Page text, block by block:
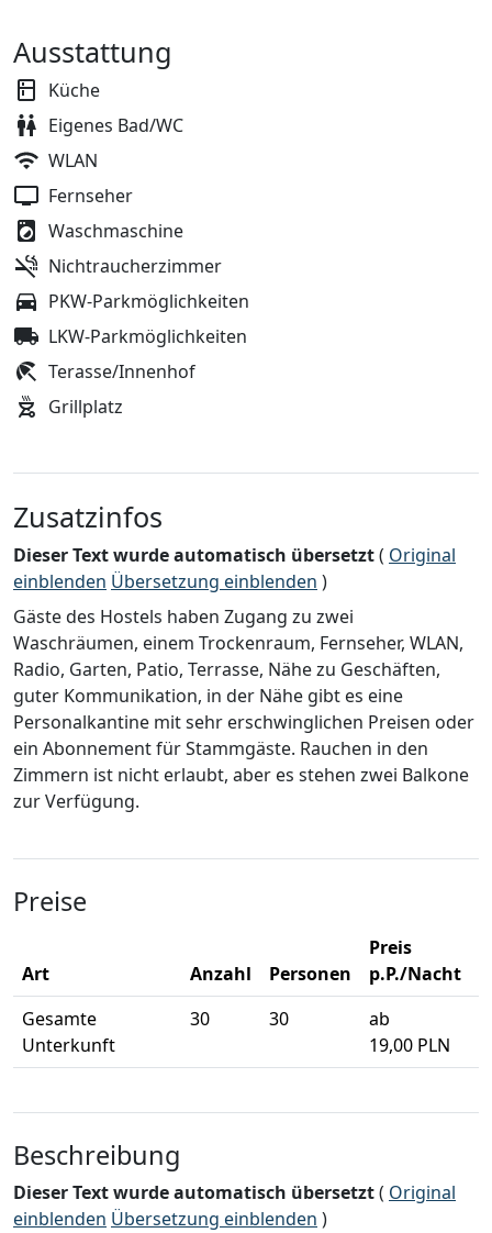
Ausstattung
Küche
Eigenes Bad/WC
WLAN
Fernseher
Waschmaschine
Nichtraucherzimmer
PKW-Parkmöglichkeiten
LKW-Parkmöglichkeiten
Terasse/Innenhof
Grillplatz
Zusatzinfos
Dieser Text wurde automatisch übersetzt( Original
einblenden Übersetzung einblenden )
Gäste des Hostels haben Zugang zu zwei
Waschräumen, einem Trockenraum, Fernseher, WLAN,
Radio, Garten, Patio, Terrasse, Nähe zu Geschäften,
guter Kommunikation, in der Nähe gibt es eine
Personalkantine mit sehr erschwinglichen Preisen oder
ein Abonnement für Stammgäste. Rauchen in den
Zimmern ist nicht erlaubt, aber es stehen zwei Balkone
zur Verfügung.
Preise
Art Anzahl Personen
Preis
p.P./Nacht
Gesamte
Unterkunft
30 30
ab
19,00 PLN
Beschreibung
Dieser Text wurde automatisch übersetzt( Original
einblenden Übersetzung einblenden )